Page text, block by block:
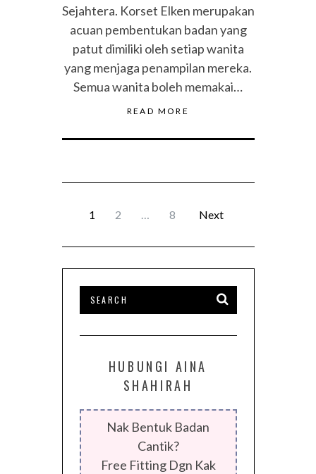
Sejahtera. Korset Elken merupakan
acuan pembentukan badan yang
patut dimiliki oleh setiap wanita
yang menjaga penampilan mereka.
Semua wanita boleh memakai…
READ MORE
1 2 … 8 Next
HUBUNGI AINA
SHAHIRAH
Nak Bentuk Badan
Cantik?
Free Fitting Dgn Kak